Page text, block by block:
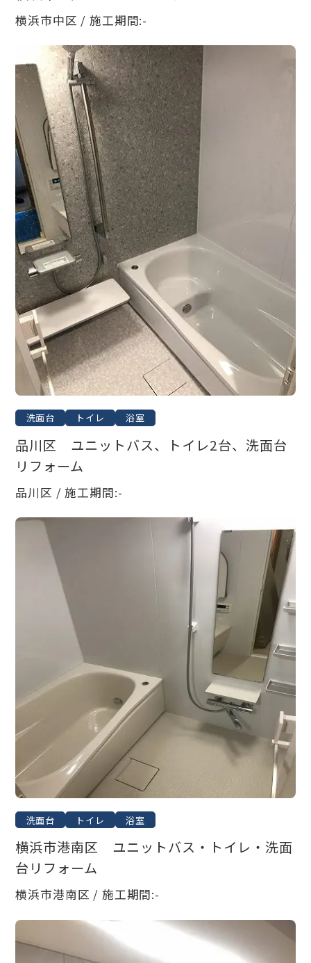
横浜市中区 / 施工期間:-
洗面台 トイレ 浴室
品川区 ユニットバス、トイレ2台、洗面台
リフォーム
品川区 / 施工期間:-
洗面台 トイレ 浴室
横浜市港南区 ユニットバス・トイレ・洗面
台リフォーム
横浜市港南区 / 施工期間:-